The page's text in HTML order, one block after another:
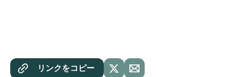
リンクをコピー